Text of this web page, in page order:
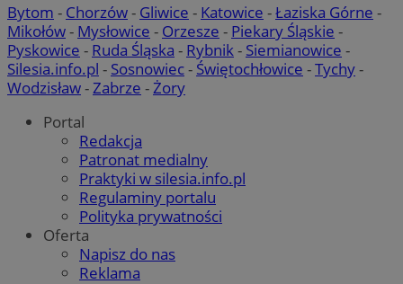
Bytom - Chorzów- Gliwice - Katowice -Łaziska Górne -
Mikołów- Mysłowice - Orzesze - Piekary Śląskie -
Pyskowice - Ruda Śląska - Rybnik- Siemianowice -
Silesia.info.pl - Sosnowiec- Świętochłowice -Tychy-
Wodzisław-Zabrze -Żory
Portal
Redakcja
Patronat medialny
Praktyki w silesia.info.pl
Regulaminy portalu
Polityka prywatności
Oferta
Napisz do nas
Reklama